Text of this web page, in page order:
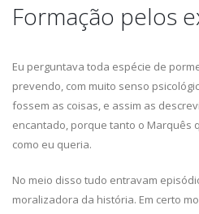
Formação pelos
Eu perguntava toda espécie de
prevendo, com muito senso
fossem as coisas, e assim as
encantado, porque tanto o Marquês
como eu queria.
No meio disso tudo entravam
moralizadora da história. Em certo